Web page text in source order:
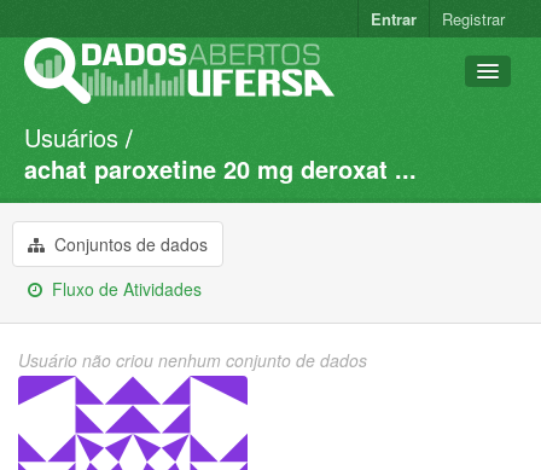
Entrar Registrar
Conjuntos de dados
Organizações
Grupos
Sobre
Usuários
achat paroxetine 20 mg deroxat ...
Conjuntos de dados
Fluxo de Atividades
Usuário não criou nenhum conjunto de dados